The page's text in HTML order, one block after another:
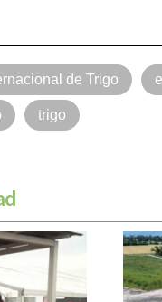
de Trigo
trigo